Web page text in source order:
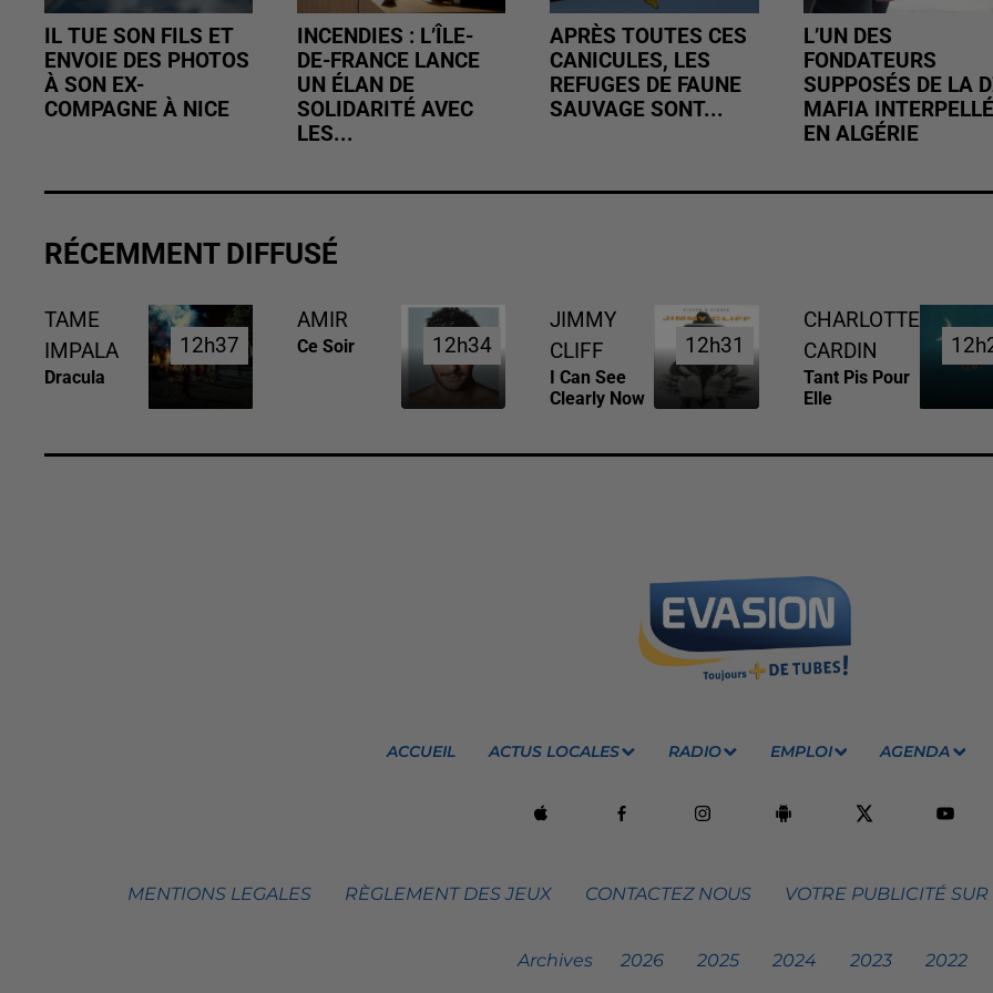
IL TUE SON FILS ET
ENVOIE DES PHOTOS
À SON EX-
COMPAGNE À NICE
INCENDIES : L’ÎLE-
DE-FRANCE LANCE
UN ÉLAN DE
SOLIDARITÉ AVEC
LES...
APRÈS TOUTES CES
CANICULES, LES
REFUGES DE FAUNE
SAUVAGE SONT...
L’UN DES
FONDATEURS
SUPPOSÉS DE LA
MAFIA INTERPELLÉ
EN ALGÉRIE
RÉCEMMENT DIFFUSÉ
TAME
IMPALA
Dracula
12h37
12h37
AMIR
Ce Soir 12h34
12h34
JIMMY
CLIFF
I Can See
Clearly Now
12h31
12h31
CHARLOTTE
CARDIN
Tant Pis Pour
Elle
ACCUEIL ACTUS LOCALES RADIO EMPLOI AGENDA
MENTIONS LEGALES RÈGLEMENT DES JEUX CONTACTEZ NOUS VOTRE PUBLICITÉ
Archives 2026 2025 2024 2023 2022